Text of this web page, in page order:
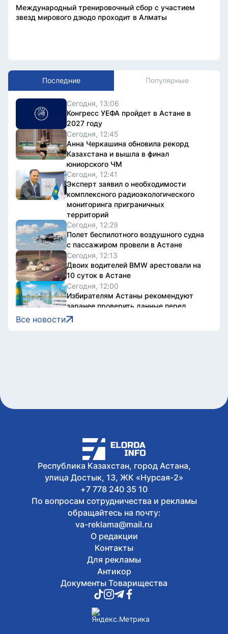
Международный тренировочный сбор с участием
звезд мирового дзюдо проходит в Алматы
Последние Популярные
Сегодня, 13:06
Конгресс УЕФА пройдет в Астане в
2027 году
Сегодня, 12:45
Анна Черкашина обновила рекорд
Казахстана и вышла в финал
юниорского ЧМ
Сегодня, 12:41
Эксперт заявил о необходимости
комплексного радиоэкологического
мониторинга приграничных
территорий
Сегодня, 12:29
Полет беспилотного воздушного судна
с пассажиром провели в Астане
Сегодня, 12:13
Двоих водителей BMW арестовали на
10 суток в Астане
Сегодня, 12:00
Избирателям Астаны рекомендуют
заранее проверить данные перед
голосованием
Сегодня, 10:46
Казахстан разгромил Уругвай на
юношеском ЧМ по водному поло
Все новости
Республика Казахстан, город Астана,
улица Достык, 13, ЖК «Нурсая-2»
+7 778 240 35 10
По вопросам сотрудничества и рекламы
обращайтесь на почту:
va-reklama@mail.ru
О редакции
Контакты
Для рекламы
Антикор
Документы Товарищества